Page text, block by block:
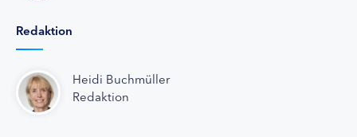
Redaktion
Heidi Buchmüller
Redaktion